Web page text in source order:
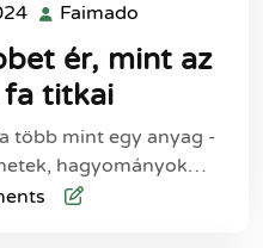
október
21,
2024
Faimado
ér, mint az
fa titkai
több mint egy anyag -
hagyományok…